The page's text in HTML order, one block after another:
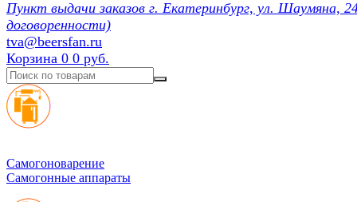
Пункт выдачи заказов г. Екатеринбург, ул. Шаумяна,
договоренности)
tva@beersfan.ru
Корзина 0 0 руб.
Cамогоноварение
Самогонные аппараты